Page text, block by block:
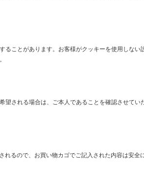
ことがあります。お客様がクッキーを使用しない
される場合は、ご本人であることを確認させてい
るので、お買い物カゴでご記入された内容は安全